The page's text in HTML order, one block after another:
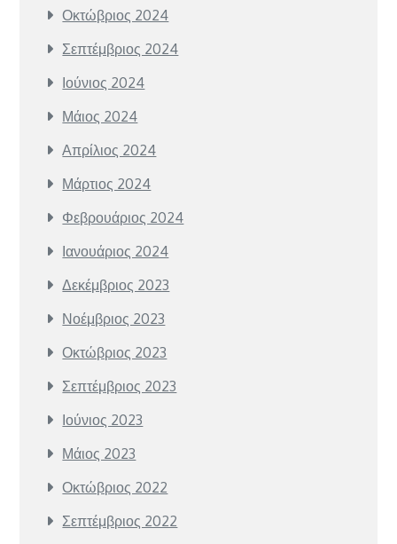
Οκτώβριος 2024
Σεπτέμβριος 2024
Ιούνιος 2024
Μάιος 2024
Απρίλιος 2024
Μάρτιος 2024
Φεβρουάριος 2024
Ιανουάριος 2024
Δεκέμβριος 2023
Νοέμβριος 2023
Οκτώβριος 2023
Σεπτέμβριος 2023
Ιούνιος 2023
Μάιος 2023
Οκτώβριος 2022
Σεπτέμβριος 2022